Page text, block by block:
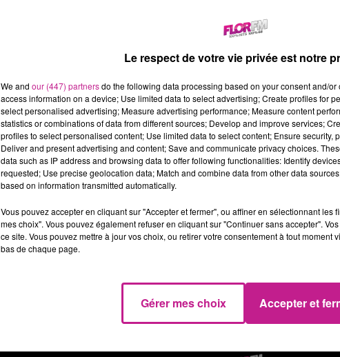
Au sein du service ADV, vos missions seront :
- La gestion des bases de données clients--
- L'analyse des contrats de vente
- Le traitement des litiges Issu(e) d'une formation
première expérience dans le domaine.
Votre organisation, votre autonomie et votre rigueur
Office est nécessaire.
https://candidat.pole-emploi.fr/offres/recherche/
Le respect de votre vie privée est notre
We and our (447) partnersdo the following data processing based on your consent and/
access information on a device; Use limited data to select advertising; Create profiles for
select personalised advertising; Measure advertising performance; Measure content
statistics or combinations of data from different sources; Develop and improve services;
profiles to select personalised content; Use limited data to select content; Ensure security,
Deliver and present advertising and content; Save and communicate privacy choices.
data such as IP address and browsing data to offer following functionalities: Identify
requested; Use precise geolocation data; Match and combine data from other data
based on information transmitted automatically.
Vous pouvez accepter en cliquant sur "Accepter et fermer", ou affiner en sélectionnant les
mes choix". Vous pouvez également refuser en cliquant sur "Continuer sans accepter".
ce site. Vous pouvez mettre à jour vos choix, ou retirer votre consentement à tout moment
bas de chaque page.
Gérer mes choix Accepter et